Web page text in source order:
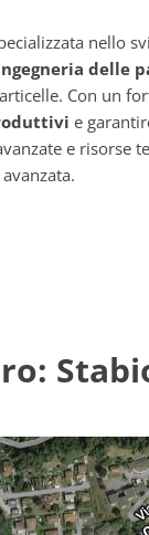
nello
delle
Con un
e
e risorse
avanzata.